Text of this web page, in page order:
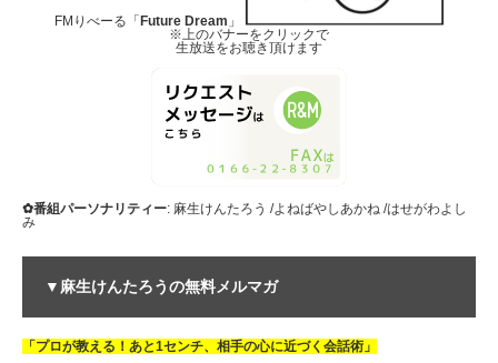
FMりべーる「Future Dream 」
※上のバナーをクリックで
生放送をお聴き頂けます
✿番組パーソナリティー: 麻生けんたろう /よねばやしあかね /はせがわよし
み
▼麻生けんたろうの無料メルマガ
「プロが教える！あと1センチ、相手の心に近づく会話術」